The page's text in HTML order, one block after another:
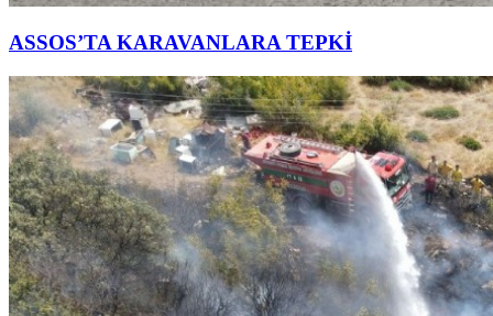
ASSOS’TA KARAVANLARA TEPKİ